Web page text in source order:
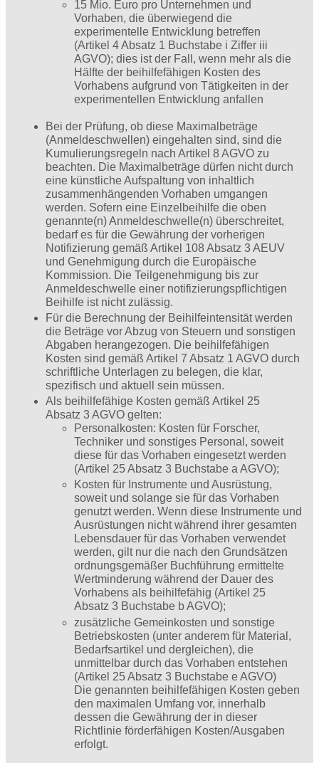
15 Mio. Euro pro Unternehmen und
Vorhaben, die überwiegend die
experimentelle Entwicklung betreffen
(Artikel 4 Absatz 1 Buchstabe i Ziffer iii
AGVO); dies ist der Fall, wenn mehr als die
Hälfte der beihilfefähigen Kosten des
Vorhabens aufgrund von Tätigkeiten in der
experimentellen Entwicklung anfallen
Bei der Prüfung, ob diese Maximalbeträge
(Anmeldeschwellen) eingehalten sind, sind die
Kumulierungsregeln nach Artikel 8 AGVO zu
beachten. Die Maximalbeträge dürfen nicht durch
eine künstliche Aufspaltung von inhaltlich
zusammenhängenden Vorhaben umgangen
werden. Sofern eine Einzelbeihilfe die oben
genannte(n) Anmelde­schwelle(n) überschreitet,
bedarf es für die Gewährung der vorherigen
Notifizierung gemäß Artikel 108 Absatz 3 AEUV
und Genehmigung durch die Europäische
Kommission. Die Teilgenehmigung bis zur
Anmeldeschwelle einer notifizierungspflichtigen
Beihilfe ist nicht zulässig.
Für die Berechnung der Beihilfeintensität werden
die Beträge vor Abzug von Steuern und sonstigen
Abgaben herangezogen. Die beihilfefähigen
Kosten sind gemäß Artikel 7 Absatz 1 AGVO durch
schriftliche Unterlagen zu belegen, die klar,
spezifisch und aktuell sein müssen.
Als beihilfefähige Kosten gemäß Artikel 25
Absatz 3 AGVO gelten:
Personalkosten: Kosten für Forscher,
Techniker und sonstiges Personal, soweit
diese für das Vorhaben eingesetzt werden
(Artikel 25 Absatz 3 Buchstabe a AGVO);
Kosten für Instrumente und Ausrüstung,
soweit und solange sie für das Vorhaben
genutzt werden. Wenn diese Instrumente und
Ausrüstungen nicht während ihrer gesamten
Lebensdauer für das Vorhaben verwendet
werden, gilt nur die nach den Grundsätzen
ordnungsgemäßer Buchführung ermittelte
Wertminderung während der Dauer des
Vorhabens als beihilfefähig (Artikel 25
Absatz 3 Buchstabe b AGVO);
zusätzliche Gemeinkosten und sonstige
Betriebskosten (unter anderem für Material,
Bedarfsartikel und der­gleichen), die
unmittelbar durch das Vorhaben entstehen
(Artikel 25 Absatz 3 Buchstabe e AGVO)
Die genannten beihilfefähigen Kosten geben
den maximalen Umfang vor, innerhalb
dessen die Gewährung der in dieser
Richtlinie förderfähigen Kosten/Ausgaben
erfolgt.